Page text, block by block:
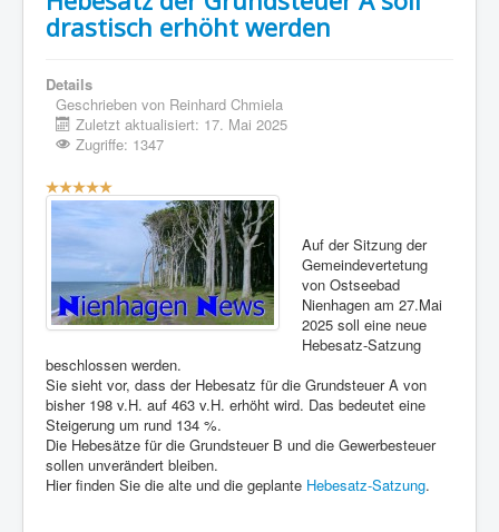
drastisch erhöht werden
Details
Geschrieben von Reinhard Chmiela
Zuletzt aktualisiert: 17. Mai 2025
Zugriffe: 1347
Bewertung:
Auf der Sitzung der
Gemeindevertetung
von Ostseebad
Nienhagen am 27.Mai
2025 soll eine neue
Hebesatz-Satzung
beschlossen werden.
Sie sieht vor, dass der Hebesatz für die Grundsteuer A von
bisher 198 v.H. auf 463 v.H. erhöht wird. Das bedeutet eine
Steigerung um rund 134 %.
Die Hebesätze für die Grundsteuer B und die Gewerbesteuer
sollen unverändert bleiben.
Hier finden Sie die alte und die geplante Hebesatz-Satzung.